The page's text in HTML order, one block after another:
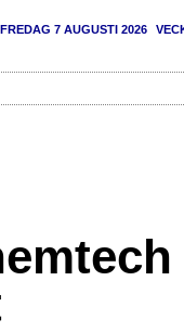
FREDAG 7 AUGUSTI 2026